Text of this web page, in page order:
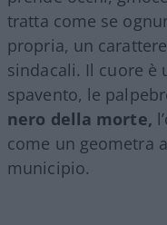
tratta come se
propria, un
sindacali. Il cuore è
spavento, le
nero della morte,
come un geometra
municipio.